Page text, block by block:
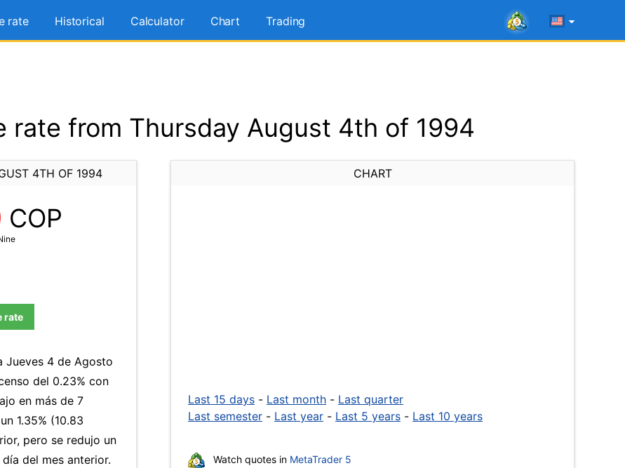
rate Historical Calculator Chart Trading
rate from Thursday August 4th of 1994
4TH OF 1994
COP
rate
Jueves 4 de Agosto
del 0.23% con
en más de 7
1.35% (10.83
pero se redujo un
del mes anterior.
CHART
Last 15 days - Last month - Last quarter
Last semester - Last year - Last 5 years - Last 10 years
Watch quotes in MetaTrader 5